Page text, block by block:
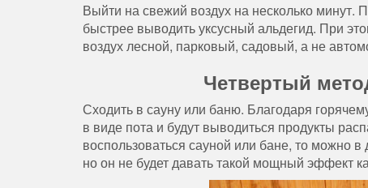
Выйти на свежий воздух на несколько минут.
быстрее выводить уксусный альдегид. При
воздух лесной, парковый, садовый, а не
Четвертый
Сходить в сауну или баню. Благодаря
в виде пота и будут выводиться продукты
воспользоваться сауной или бане, то можно
но он не будет давать такой мощный эффект